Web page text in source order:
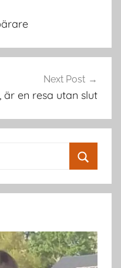
Next Post
en resa utan slut